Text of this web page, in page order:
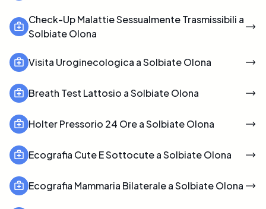
Check-Up Malattie Sessualmente Trasmissibili a
Solbiate Olona
Visita Uroginecologica a Solbiate Olona
Breath Test Lattosio a Solbiate Olona
Holter Pressorio 24 Ore a Solbiate Olona
Ecografia Cute E Sottocute a Solbiate Olona
Ecografia Mammaria Bilaterale a Solbiate Olona